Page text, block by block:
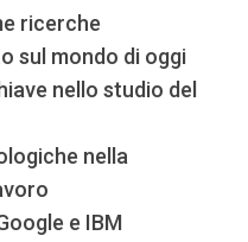
ricerche
sul mondo di oggi
nello studio del
nella
e IBM